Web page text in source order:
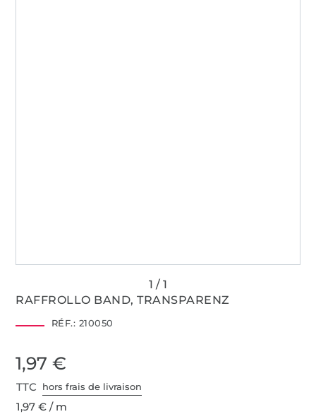
RAFFROLLO BAND, TRANSPARENZ
RÉF.: 210050
1,97 €
TTC hors frais de livraison
1,97 € / m